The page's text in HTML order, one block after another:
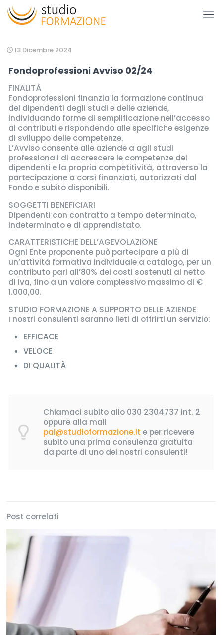
13 Dicembre 2024
Fondoprofessioni Avviso 02/24
FINALITÀ
Fondoprofessioni finanzia la formazione continua
dei dipendenti degli studi e delle aziende,
individuando forme di semplificazione nell’accesso
ai contributi e rispondendo alle specifiche esigenze
di sviluppo delle competenze.
L’Avviso consente alle aziende a agli studi
professionali di accrescere le competenze dei
dipendenti e la propria competitività, attraverso la
partecipazione a corsi finanziati, autorizzati dal
Fondo e subito disponibili.
SOGGETTI BENEFICIARI
Dipendenti con contratto a tempo determinato,
indeterminato e di apprendistato.
CARATTERISTICHE DELL’AGEVOLAZIONE
Ogni Ente proponente può partecipare a più di
un’attività formativa individuale a catalogo, per un
contributo pari all’80% dei costi sostenuti al netto
di Iva, fino a un valore complessivo massimo di €
1.000,00.
STUDIO FORMAZIONE A SUPPORTO DELLE AZIENDE
I nostri consulenti saranno lieti di offrirti un servizio:
EFFICACE
VELOCE
DI QUALITÀ
Chiamaci subito allo 030 2304737 int. 2
oppure alla mail
pal@studioformazione.it e per ricevere
subito una prima consulenza gratuita
da parte di uno dei nostri consulenti!
Post correlati